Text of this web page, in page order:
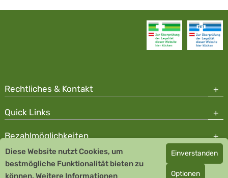
Rechtliches & Kontakt
Quick Links
Bezahlmöglichkeiten
Copyright © 2026 Team Santé Salvator Apotheke - GDP zertifiziert
Remedia Homöopathie GmbH GMP zertifizierter Arzneihersteller
Diese Website nutzt Cookies, um
bestmögliche Funktionalität bieten zu
können. Weitere Informationen
Einverstanden
Optionen